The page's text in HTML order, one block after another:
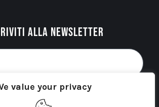
value your privacy
alla newsletter
al trattamento dei miei dati personali
Privacy Policy